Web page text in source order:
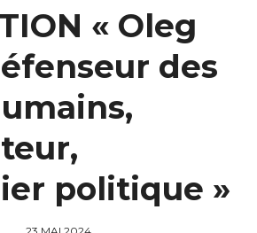
« Oleg
des
politique »